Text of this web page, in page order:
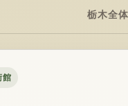
栃木全
館